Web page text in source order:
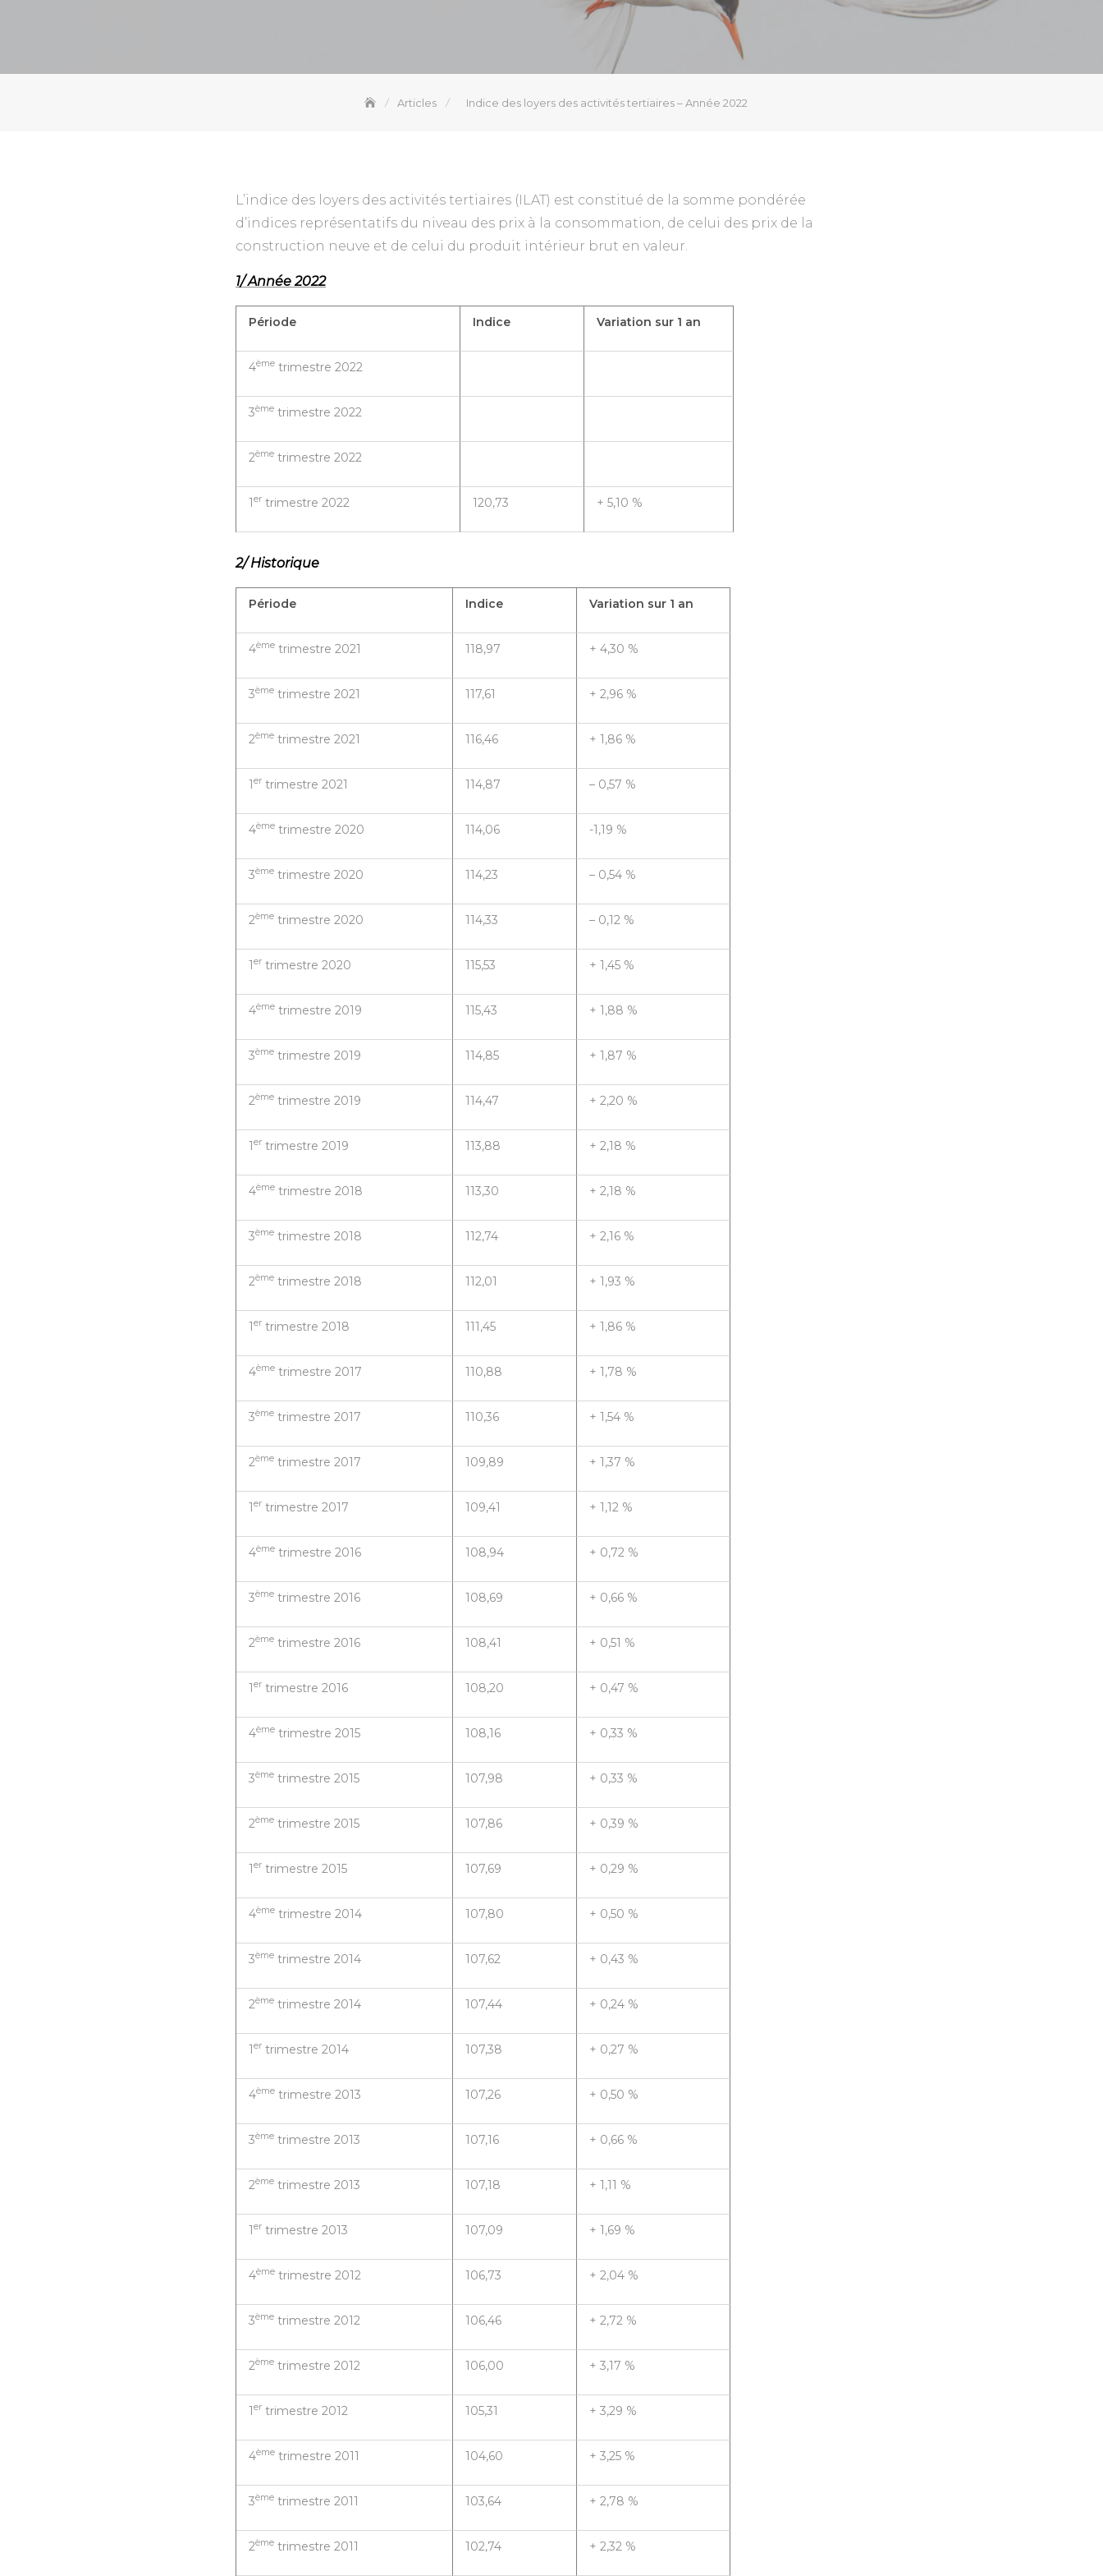
Articles Indice des loyers des activités tertiaires – Année 2022
L’indice des loyers des activités tertiaires (ILAT) est constitué de la somme pondérée
d’indices représentatifs du niveau des prix à la consommation, de celui des prix de la
construction neuve et de celui du produit intérieur brut en valeur.
1/ Année 2022
Période Indice Variation sur 1 an
4ème trimestre 2022
3ème trimestre 2022
2ème trimestre 2022
1er trimestre 2022 120,73 + 5,10 %
2/ Historique
Période Indice Variation sur 1 an
4ème trimestre 2021 118,97 + 4,30 %
3ème trimestre 2021 117,61 + 2,96 %
2ème trimestre 2021 116,46 + 1,86 %
1er trimestre 2021 114,87 – 0,57 %
4ème trimestre 2020 114,06 -1,19 %
3ème trimestre 2020 114,23 – 0,54 %
2ème trimestre 2020 114,33 – 0,12 %
1er trimestre 2020 115,53 + 1,45 %
4ème trimestre 2019 115,43 + 1,88 %
3ème trimestre 2019 114,85 + 1,87 %
2ème trimestre 2019 114,47 + 2,20 %
1er trimestre 2019 113,88 + 2,18 %
4ème trimestre 2018 113,30 + 2,18 %
3ème trimestre 2018 112,74 + 2,16 %
2ème trimestre 2018 112,01 + 1,93 %
1er trimestre 2018 111,45 + 1,86 %
4ème trimestre 2017 110,88 + 1,78 %
3ème trimestre 2017 110,36 + 1,54 %
2ème trimestre 2017 109,89 + 1,37 %
1er trimestre 2017 109,41 + 1,12 %
4ème trimestre 2016 108,94 + 0,72 %
3ème trimestre 2016 108,69 + 0,66 %
2ème trimestre 2016 108,41 + 0,51 %
1er trimestre 2016 108,20 + 0,47 %
4ème trimestre 2015 108,16 + 0,33 %
3ème trimestre 2015 107,98 + 0,33 %
2ème trimestre 2015 107,86 + 0,39 %
1er trimestre 2015 107,69 + 0,29 %
4ème trimestre 2014 107,80 + 0,50 %
3ème trimestre 2014 107,62 + 0,43 %
2ème trimestre 2014 107,44 + 0,24 %
1er trimestre 2014 107,38 + 0,27 %
4ème trimestre 2013 107,26 + 0,50 %
3ème trimestre 2013 107,16 + 0,66 %
2ème trimestre 2013 107,18 + 1,11 %
1er trimestre 2013 107,09 + 1,69 %
4ème trimestre 2012 106,73 + 2,04 %
3ème trimestre 2012 106,46 + 2,72 %
2ème trimestre 2012 106,00 + 3,17 %
1er trimestre 2012 105,31 + 3,29 %
4ème trimestre 2011 104,60 + 3,25 %
3ème trimestre 2011 103,64 + 2,78 %
2ème trimestre 2011 102,74 + 2,32 %